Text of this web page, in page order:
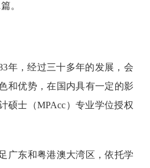
。
年，经过三十多年的发展，会
和优势，在国内具有一定的影
硕士（MPAcc）专业学位授权
广东和粤港澳大湾区，依托学